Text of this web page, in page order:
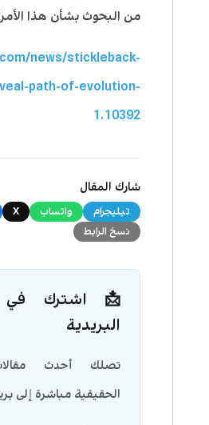
من البحوث بشأن هذا
news/stickleback-
path-of-evolution-
1.10392
شارك المقال
تيليجرام واتساب X
نسخ الرابط
📩 اشترك في
البريدية
تصلك أحدث
الحقيقية مباشرة إلى